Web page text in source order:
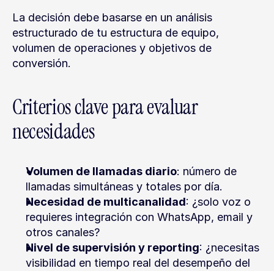
La decisión debe basarse en un análisis
estructurado de tu estructura de equipo,
volumen de operaciones y objetivos de
conversión.
Criterios clave para evaluar
necesidades
Volumen de llamadas diario: número de
llamadas simultáneas y totales por día.
Necesidad de multicanalidad: ¿solo voz o
requieres integración con WhatsApp, email y
otros canales?
Nivel de supervisión y reporting: ¿necesitas
visibilidad en tiempo real del desempeño del